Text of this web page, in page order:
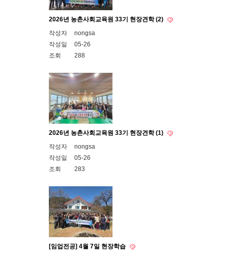
2026년 농촌사회교육원 33기 현장견학 (2)
작성자
nongsa
작성일
05-26
조회
288
2026년 농촌사회교육원 33기 현장견학 (1)
작성자
nongsa
작성일
05-26
조회
283
[임업전공] 4월 7일 현장학습